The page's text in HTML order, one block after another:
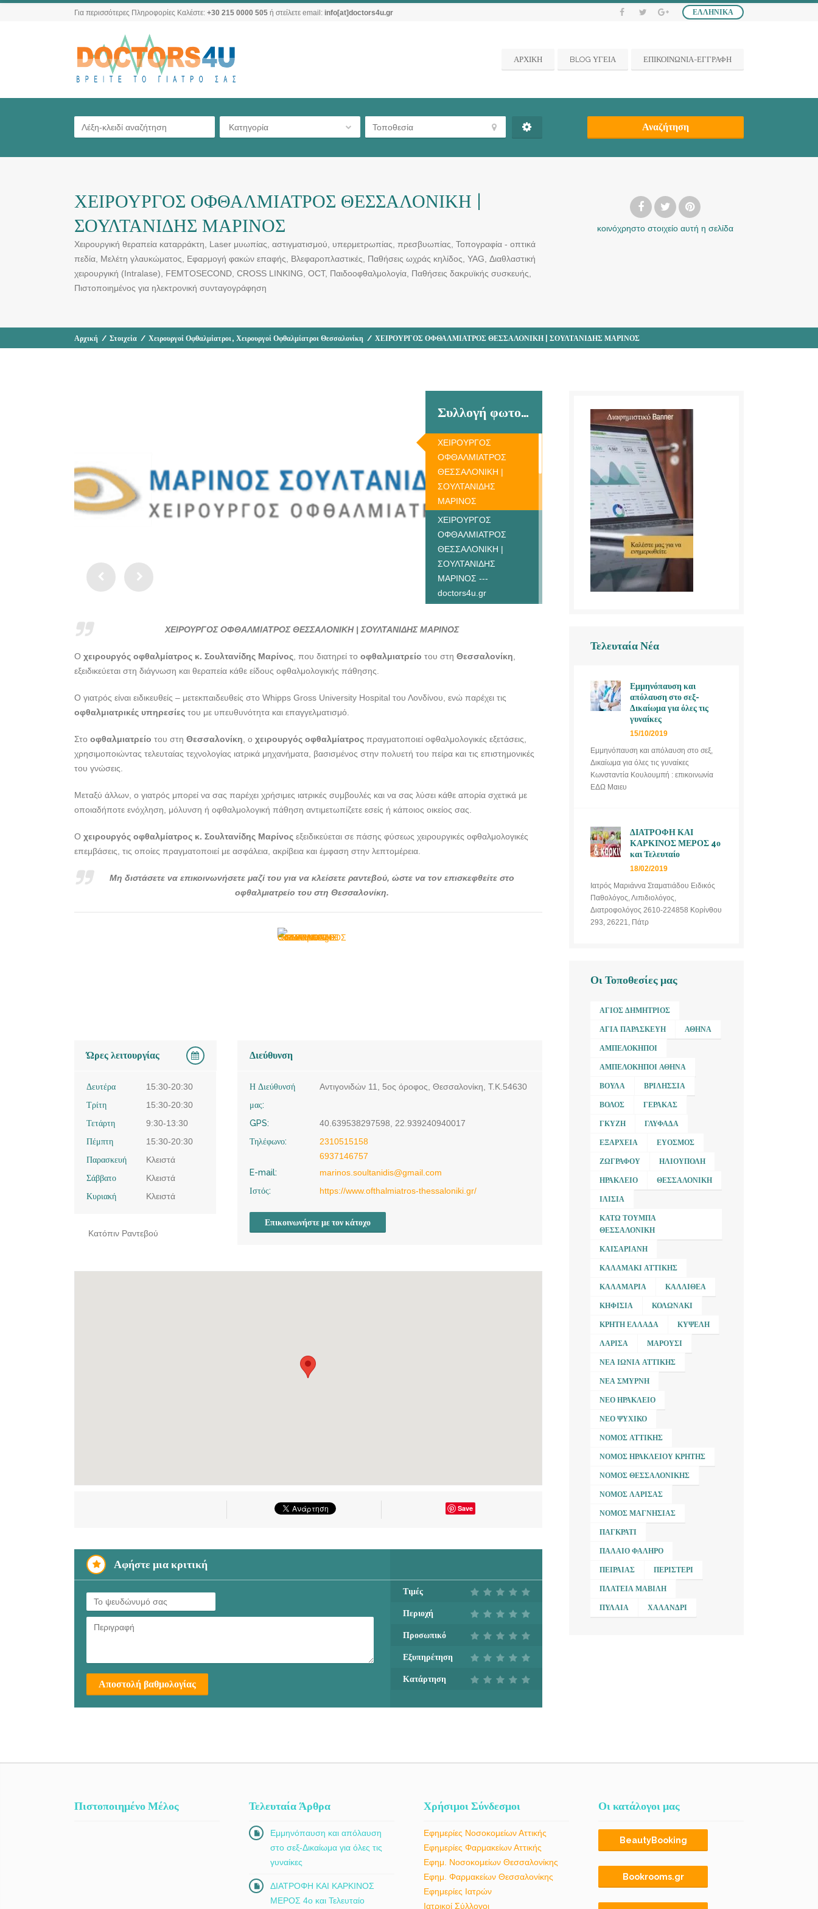
ΕΛΛΗΝΙΚΆ
Για περισσότερες Πληροφορίες Καλέστε: +30 215 0000 505 ή στείλετε email: info[at]doctors4u.gr
ΑΡΧΙΚΗ BLOG ΥΓΕΙΑ ΕΠΙΚΟΙΝΩΝΙΑ-ΕΓΓΡΑΦΗ
Κατηγορία Αναζήτηση
ΧΕΙΡΟΥΡΓΟΣ ΟΦΘΑΛΜΙΑΤΡΟΣ ΘΕΣΣΑΛΟΝΙΚΗ |
ΣΟΥΛΤΑΝΙΔΗΣ ΜΑΡΙΝΟΣ
Χειρουργική θεραπεία καταρράκτη, Laser μυωπίας, αστιγματισμού, υπερμετρωπίας, πρεσβυωπίας, Τοπογραφία - οπτικά
πεδία, Μελέτη γλαυκώματος, Εφαρμογή φακών επαφής, Βλεφαροπλαστικές, Παθήσεις ωχράς κηλίδος, YAG, Διαθλαστική
χειρουργική (Intralase), FEMTOSECOND, CROSS LINKING, OCT, Παιδοοφθαλμολογία, Παθήσεις δακρυϊκής συσκευής,
Πιστοποιημένος για ηλεκτρονική συνταγογράφηση
κοινόχρηστο στοιχείο αυτή η σελίδα
Αρχική / Στοιχεία / Χειρουργοί Οφθαλμίατροι, Χειρουργοί Οφθαλμίατροι Θεσσαλονίκη / ΧΕΙΡΟΥΡΓΟΣ ΟΦΘΑΛΜΙΑΤΡΟΣ ΘΕΣΣΑΛΟΝΙΚΗ | ΣΟΥΛΤΑΝΙΔΗΣ ΜΑΡΙΝΟΣ
Συλλογή φωτογραφιών
ΧΕΙΡΟΥΡΓΟΣ
ΟΦΘΑΛΜΙΑΤΡΟΣ
ΘΕΣΣΑΛΟΝΙΚΗ |
ΣΟΥΛΤΑΝΙΔΗΣ
ΜΑΡΙΝΟΣ
ΧΕΙΡΟΥΡΓΟΣ
ΟΦΘΑΛΜΙΑΤΡΟΣ
ΘΕΣΣΑΛΟΝΙΚΗ |
ΣΟΥΛΤΑΝΙΔΗΣ
ΜΑΡΙΝΟΣ ---
doctors4u.gr
ΟΦΘΑΛΜΙΑΤΡΟΣ
ΣΟΥΛΤΑΝΙΔΗΣ
ΧΕΙΡΟΥΡΓΟΣ
ΧΕΙΡΟΥΡΓΟΣ
ΟΦΘΑΛΜΙΑΤΡΟΣ
ΣΟΥΛΤΑΝΙΔΗΣ
ΟΦΘΑΛΜΙΑΤΡΟΣ
ΧΕΙΡΟΥΡΓΟΣ ΟΦΘΑΛΜΙΑΤΡΟΣ ΘΕΣΣΑΛΟΝΙΚΗ | ΣΟΥΛΤΑΝΙΔΗΣ ΜΑΡΙΝΟΣ
Ο χειρουργός οφθαλμίατρος κ. Σουλτανίδης Μαρίνος , που διατηρεί το οφθαλμιατρείο του στη Θεσσαλονίκη
εξειδικεύεται στη διάγνωση και θεραπεία κάθε είδους οφθαλμολογικής πάθησης.
Ο γιατρός είναι ειδικευθείς – μετεκπαιδευθείς στο Whipps Gross University Hospital του Λονδίνου, ενώ παρέχει τις
οφθαλμιατρικές υπηρεσίες του με υπευθυνότητα και επαγγελματισμό.
Στο οφθαλμιατρείο του στη Θεσσαλονίκη , ο χειρουργός οφθαλμίατρος πραγματοποιεί οφθαλμολογικές εξετάσεις,
χρησιμοποιώντας τελευταίας τεχνολογίας ιατρικά μηχανήματα, βασισμένος στην πολυετή του πείρα και τις επιστημονικές
του γνώσεις.
Μεταξύ άλλων, ο γιατρός μπορεί να σας παρέχει χρήσιμες ιατρικές συμβουλές και να σας λύσει κάθε απορία σχετικά με
οποιαδήποτε ενόχληση, μόλυνση ή οφθαλμολογική πάθηση αντιμετωπίζετε εσείς ή κάποιος οικείος σας.
Ο χειρουργός οφθαλμίατρος κ. Σουλτανίδης Μαρίνος εξειδικεύεται σε πάσης φύσεως χειρουργικές οφθαλμολογικές
επεμβάσεις, τις οποίες πραγματοποιεί με ασφάλεια, ακρίβεια και έμφαση στην λεπτομέρεια.
Μη διστάσετε να επικοινωνήσετε μαζί του για να κλείσετε ραντεβού, ώστε να τον επισκεφθείτε στο
οφθαλμιατρείο του στη Θεσσαλονίκη.
Ώρες λειτουργίας
Δευτέρα
15:30-20:30
Τρίτη
15:30-20:30
Τετάρτη
9:30-13:30
Πέμπτη
15:30-20:30
Παρασκευή
Κλειστά
Σάββατο
Κλειστά
Κυριακή
Κλειστά
Κατόπιν Ραντεβού
Διεύθυνση
Η Διεύθυνσή
μας:
Αντιγονιδών 11, 5ος όροφος, Θεσσαλονίκη, Τ.Κ.54630
GPS:
40.639538297598, 22.939240940017
Τηλέφωνο:
2310515158
6937146757
E-mail:
marinos.soultanidis@gmail.com
Ιστός:
https://www.ofthalmiatros-thessaloniki.gr/
Επικοινωνήστε με τον κάτοχο
Save
Αφήστε μια κριτική
Τιμές
Περιοχή
Προσωπικό
Εξυπηρέτηση
Κατάρτηση
Αποστολή βαθμολογίας
Τελευταία Νέα
Εμμηνόπαυση και
απόλαυση στο σεξ-
Δικαίωμα για όλες τις
γυναίκες
15/10/2019
Εμμηνόπαυση και απόλαυση στο σεξ,
Δικαίωμα για όλες τις γυναίκες
Κωνσταντία Κουλουμπή : επικοινωνία
ΕΔΩ Μαιευ
ΔΙΑΤΡΟΦΗ ΚΑΙ
ΚΑΡΚΙΝΟΣ ΜΕΡΟΣ 4ο
και Τελευταίο
18/02/2019
Ιατρός Μαριάννα Σταματιάδου Ειδικός
Παθολόγος, Λιπιδιολόγος,
Διατροφολόγος 2610-224858 Κορίνθου
293, 26221, Πάτρ
Οι Τοποθεσίες μας
ΆΓΙΟΣ ΔΗΜΉΤΡΙΟΣ
ΑΓΊΑ ΠΑΡΑΣΚΕΥΉ ΑΘΉΝΑ
ΑΜΠΕΛΌΚΗΠΟΙ
ΑΜΠΕΛΌΚΗΠΟΙ ΑΘΉΝΑ
ΒΟΎΛΑ ΒΡΙΛΉΣΣΙΑ
ΒΌΛΟΣ ΓΈΡΑΚΑΣ
ΓΚΎΖΗ ΓΛΥΦΆΔΑ
ΕΞΆΡΧΕΙΑ ΕΎΟΣΜΟΣ
ΖΩΓΡΆΦΟΥ ΗΛΙΟΎΠΟΛΗ
ΗΡΆΚΛΕΙΟ ΘΕΣΣΑΛΟΝΊΚΗ
ΙΛΊΣΙΑ
ΚΆΤΩ ΤΟΎΜΠΑ
ΘΕΣΣΑΛΟΝΊΚΗ
ΚΑΙΣΑΡΙΑΝΉ
ΚΑΛΑΜΆΚΙ ΑΤΤΙΚΉΣ
ΚΑΛΑΜΑΡΙΆ ΚΑΛΛΙΘΈΑ
ΚΗΦΙΣΙΆ ΚΟΛΩΝΆΚΙ
ΚΡΉΤΗ ΕΛΛΆΔΑ ΚΥΨΈΛΗ
ΛΆΡΙΣΑ ΜΑΡΟΎΣΙ
ΝΈΑ ΙΩΝΊΑ ΑΤΤΙΚΉΣ
ΝΈΑ ΣΜΎΡΝΗ
ΝΈΟ ΗΡΆΚΛΕΙΟ
ΝΈΟ ΨΥΧΙΚΌ
ΝΟΜΌΣ ΑΤΤΙΚΉΣ
ΝΟΜΌΣ ΗΡΑΚΛΕΊΟΥ ΚΡΉΤΗΣ
ΝΟΜΌΣ ΘΕΣΣΑΛΟΝΊΚΗΣ
ΝΟΜΌΣ ΛΆΡΙΣΑΣ
ΝΟΜΌΣ ΜΑΓΝΗΣΊΑΣ
ΠΑΓΚΡΆΤΙ
ΠΑΛΑΙΌ ΦΆΛΗΡΟ
ΠΕΙΡΑΙΆΣ ΠΕΡΙΣΤΈΡΙ
ΠΛΑΤΕΊΑ ΜΑΒΊΛΗ
ΠΥΛΑΊΑ ΧΑΛΆΝΔΡΙ
Πιστοποιημένο Μέλος Τελευταία Άρθρα
Εμμηνόπαυση και απόλαυση
στο σεξ-Δικαίωμα για όλες τις
γυναίκες
ΔΙΑΤΡΟΦΗ ΚΑΙ ΚΑΡΚΙΝΟΣ
ΜΕΡΟΣ 4ο και Τελευταίο
Χρήσιμοι Σύνδεσμοι
Εφημερίες Νοσοκομείων Αττικής
Εφημερίες Φαρμακείων Αττικής
Εφημ. Νοσοκομείων Θεσσαλονίκης
Εφημ. Φαρμακείων Θεσσαλονίκης
Εφημερίες Ιατρών
Ιατρικοί Σύλλογοι
Οι κατάλογοι μας
BeautyBooking
Bookrooms.gr